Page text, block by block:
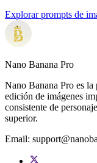
Explorar prompts de
Nano Banana Pro
Nano Banana Pro es
edición de imágenes
consistente de
superior.
Email: